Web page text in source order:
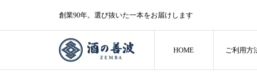
創業90年。選び抜いた一本をお届けします
HOME ご利用方